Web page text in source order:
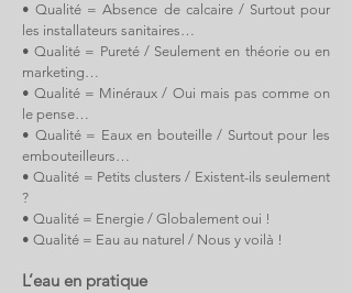
• Qualité = Absence de calcaire / Surtout pour
les installateurs sanitaires…
• Qualité = Pureté / Seulement en théorie ou en
marketing…
• Qualité = Minéraux / Oui mais pas comme on
le pense…
• Qualité = Eaux en bouteille / Surtout pour les
embouteilleurs…
• Qualité = Petits clusters / Existent-ils seulement
?
• Qualité = Energie / Globalement oui !
• Qualité = Eau au naturel / Nous y voilà !
L’eau en pratique